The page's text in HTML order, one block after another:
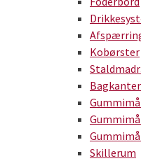
Kobørster
Skillerum